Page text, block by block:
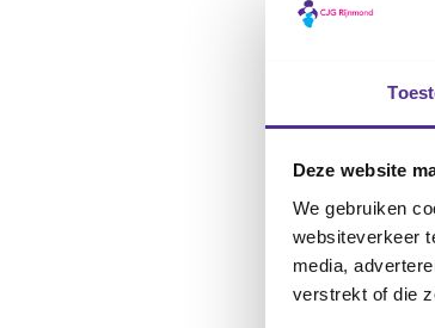
Deze website
We gebruiken
websiteverkeer
media,
verstrekt of die
Het is
wel wat
Zorg